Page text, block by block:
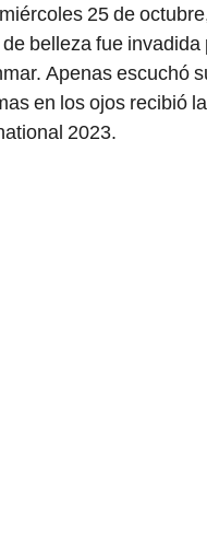
25 de
belleza fue
Apenas escuchó
en los ojos recibió
2023.